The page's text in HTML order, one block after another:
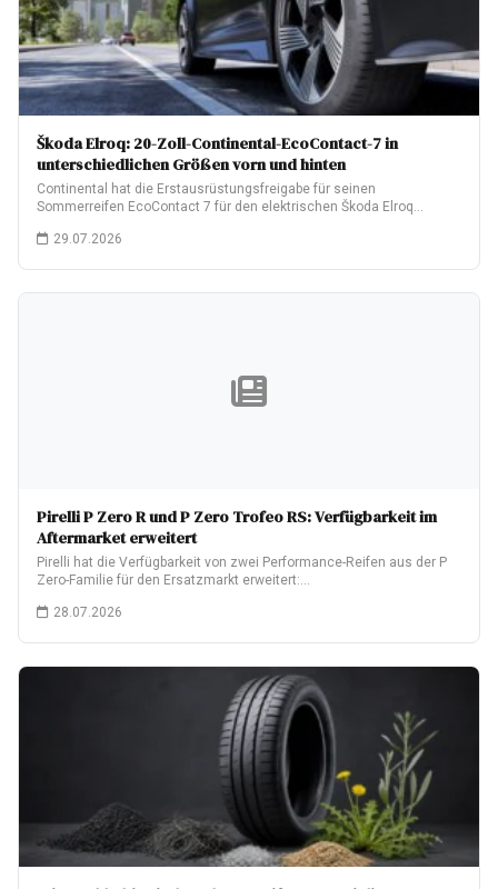
Škoda Elroq: 20-Zoll-Continental-EcoContact-7 in
unterschiedlichen Größen vorn und hinten
Continental hat die Erstausrüstungsfreigabe für seinen
Sommerreifen EcoContact 7 für den elektrischen Škoda Elroq
29.07.2026
Pirelli P Zero R und P Zero Trofeo RS: Verfügbarkeit im
Aftermarket erweitert
Pirelli hat die Verfügbarkeit von zwei Performance-Reifen aus der P
Zero-Familie für den Ersatzmarkt erweitert:…
28.07.2026